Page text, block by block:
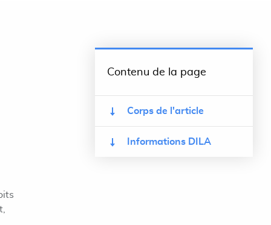
Contenu de la page
Corps de l'article
Informations DILA